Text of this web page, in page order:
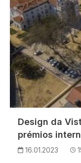
Design da
prémios
16.01.2023